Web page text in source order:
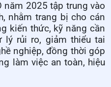
năm 2025 tập trung vào
nhằm trang bị cho cán
kiến thức, kỹ năng cần
lý rủi ro, giảm thiểu tai
nghiệp, đồng thời góp
làm việc an toàn, hiệu